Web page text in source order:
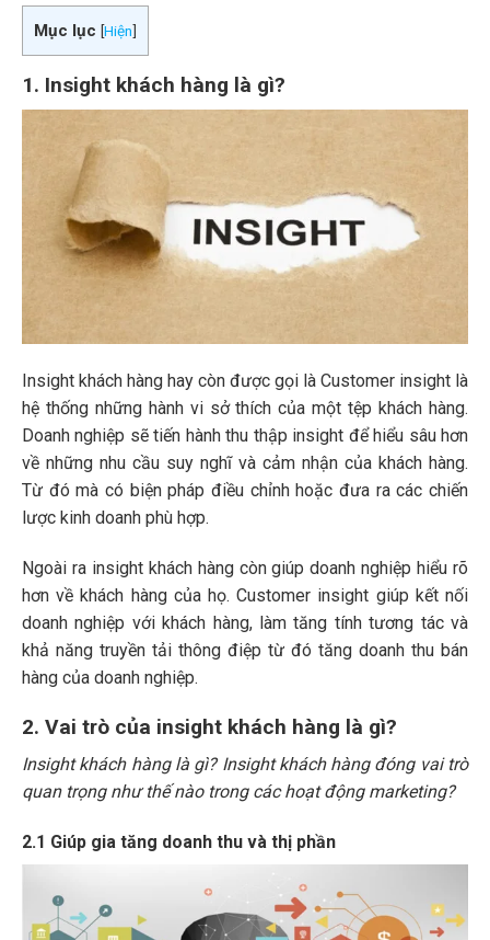
Mục lục [Hiện]
1. Insight khách hàng là gì?
Insight khách hàng hay còn được gọi là Customer insight là
hệ thống những hành vi sở thích của một tệp khách hàng.
Doanh nghiệp sẽ tiến hành thu thập insight để hiểu sâu hơn
về những nhu cầu suy nghĩ và cảm nhận của khách hàng.
Từ đó mà có biện pháp điều chỉnh hoặc đưa ra các chiến
lược kinh doanh phù hợp.
Ngoài ra insight khách hàng còn giúp doanh nghiệp hiểu rõ
hơn về khách hàng của họ. Customer insight giúp kết nối
doanh nghiệp với khách hàng, làm tăng tính tương tác và
khả năng truyền tải thông điệp từ đó tăng doanh thu bán
hàng của doanh nghiệp.
2. Vai trò của insight khách hàng là gì?
Insight khách hàng là gì? Insight khách hàng đóng vai trò
quan trọng như thế nào trong các hoạt động marketing?
2.1 Giúp gia tăng doanh thu và thị phần